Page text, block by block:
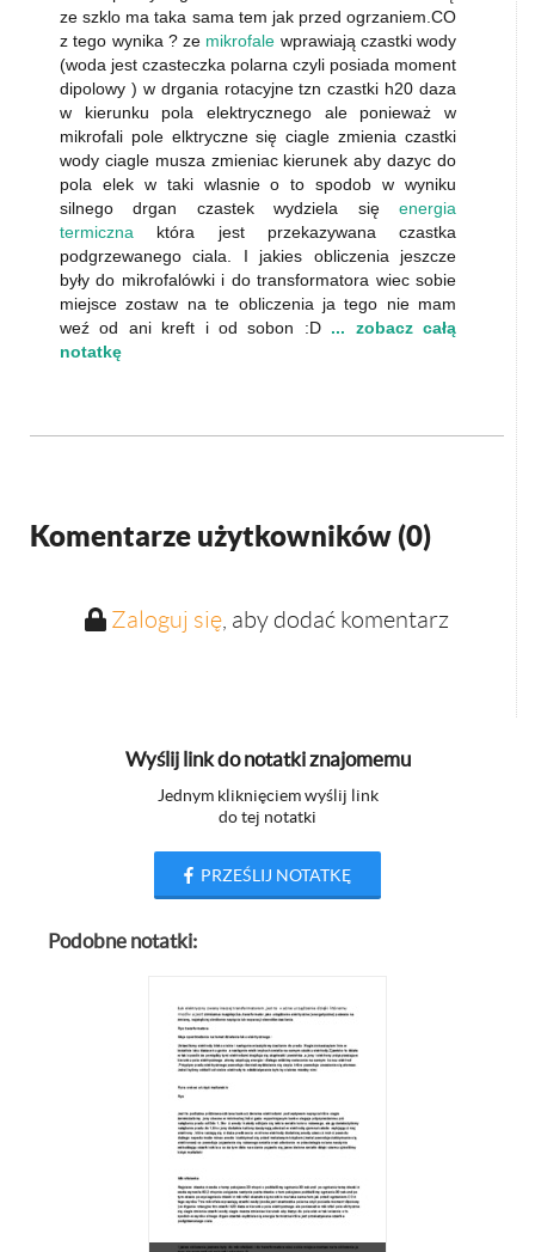
ze szklo ma taka sama tem jak przed ogrzaniem.CO
z tego wynika ? ze mikrofale wprawiają czastki wody
(woda jest czasteczka polarna czyli posiada moment
dipolowy ) w drgania rotacyjne tzn czastki h20 daza
w kierunku pola elektrycznego ale ponieważ w
mikrofali pole elktryczne się ciagle zmienia czastki
wody ciagle musza zmieniac kierunek aby dazyc do
pola elek w taki wlasnie o to spodob w wyniku
silnego drgan czastek wydziela się energia
termiczna która jest przekazywana czastka
podgrzewanego ciala. I jakies obliczenia jeszcze
były do mikrofalówki i do transformatora wiec sobie
miejsce zostaw na te obliczenia ja tego nie mam
weź od ani kreft i od sobon :D ... zobacz całą
notatkę
Komentarze użytkowników (0)
Zaloguj się, aby dodać komentarz
Wyślij link do notatki znajomemu
Jednym kliknięciem wyślij link
do tej notatki
PRZEŚLIJ NOTATKĘ
Podobne notatki: